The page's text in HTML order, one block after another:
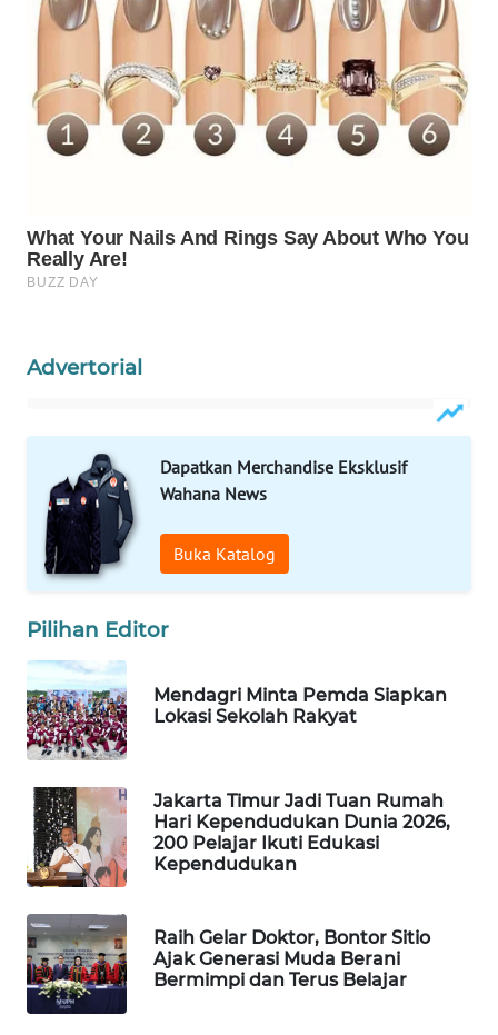
Advertorial
Dapatkan Merchandise Eksklusif
Wahana News
Buka Katalog
Pilihan Editor
Mendagri Minta Pemda Siapkan
Lokasi Sekolah Rakyat
Jakarta Timur Jadi Tuan Rumah
Hari Kependudukan Dunia 2026,
200 Pelajar Ikuti Edukasi
Kependudukan
Raih Gelar Doktor, Bontor Sitio
Ajak Generasi Muda Berani
Bermimpi dan Terus Belajar
WAHANA
INFRASTRUKTUR
WAHANA
KONSUMEN
WAHANA
WAHANA
ID
WAHANANEWS
CO ID
NET
WAHANA
SPORT
UMKM
WAHANA
SELEB
WAHANA
PERSONA